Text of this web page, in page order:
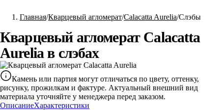
Главная Кварцевый агломерат Calacatta Aurelia Слэбы
Кварцевый агломерат Calacatta
Aurelia в слэбах
Камень или партия могут отличаться по цвету, оттенку,
рисунку, прожилкам и фактуре. Актуальный внешний вид
материала уточняйте у менеджера перед заказом.
ОписаниеХарактеристики